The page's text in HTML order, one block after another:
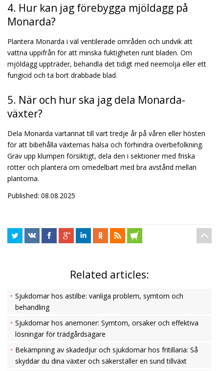
4. Hur kan jag förebygga mjöldagg på
Monarda?
Plantera Monarda i väl ventilerade områden och undvik att
vattna uppifrån för att minska fuktigheten runt bladen. Om
mjöldagg uppträder, behandla det tidigt med neemolja eller ett
fungicid och ta bort drabbade blad.
5. När och hur ska jag dela Monarda-
växter?
Dela Monarda vartannat till vart tredje år på våren eller hösten
för att bibehålla växternas hälsa och förhindra överbefolkning.
Gräv upp klumpen försiktigt, dela den i sektioner med friska
rötter och plantera om omedelbart med bra avstånd mellan
plantorna.
Published: 08.08.2025
Related articles:
Sjukdomar hos astilbe: vanliga problem, symtom och
behandling
Sjukdomar hos anemoner: Symtom, orsaker och effektiva
lösningar för trädgårdsägare
Bekämpning av skadedjur och sjukdomar hos fritillaria: Så
skyddar du dina växter och säkerställer en sund tillväxt